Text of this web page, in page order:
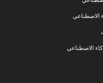
الاصطناعي
الاصطناعي